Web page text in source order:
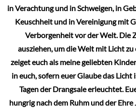
in Verachtung und in Schweigen, in
Keuschheit und in Vereinigung mit
Verborgenheit vor der Welt. Die
ausziehen, um die Welt mit Licht
zeiget euch als meine geliebten
in euch, sofern euer Glaube das Licht
Tagen der Drangsale erleuchtet.
hungrig nach dem Ruhm und der